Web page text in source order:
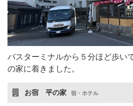
バスターミナルから５分ほど歩い
の家に着きました。
お宿 平の家 宿・ホテル